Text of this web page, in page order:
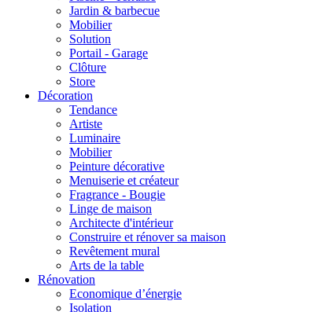
Jardin & barbecue
Mobilier
Solution
Portail - Garage
Clôture
Store
Décoration
Tendance
Artiste
Luminaire
Mobilier
Peinture décorative
Menuiserie et créateur
Fragrance - Bougie
Linge de maison
Architecte d'intérieur
Construire et rénover sa maison
Revêtement mural
Arts de la table
Rénovation
Economique d’énergie
Isolation